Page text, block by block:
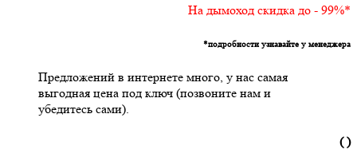
На дымоход скидка до - 99%*
*подробности узнавайте у менеджера
Предложений в интернете много, у нас самая
выгодная цена под ключ (позвоните нам и
убедитесь сами).
( )